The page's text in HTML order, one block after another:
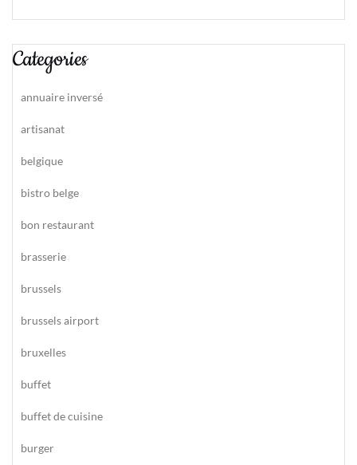
Categories
annuaire inversé
artisanat
belgique
bistro belge
bon restaurant
brasserie
brussels
brussels airport
bruxelles
buffet
buffet de cuisine
burger